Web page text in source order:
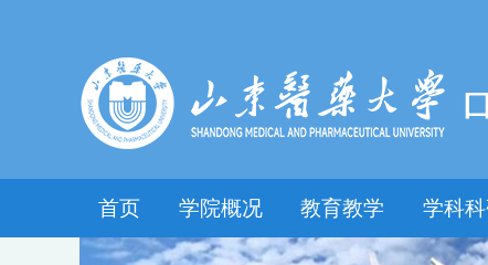
首页 学院概况 教育教学 学科